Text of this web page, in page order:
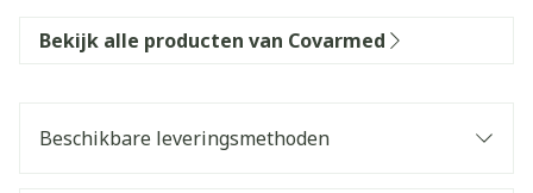
Bekijk alle producten van Covarmed
Beschikbare leveringsmethoden